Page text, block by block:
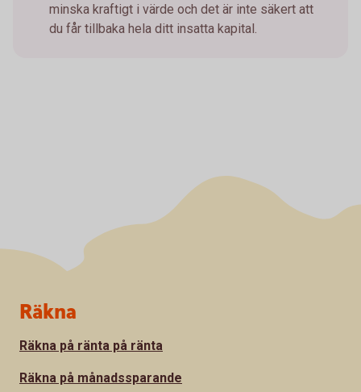
minska kraftigt i värde och det är inte säkert att
du får tillbaka hela ditt insatta kapital.
Sidfot
Räkna
Räkna på ränta på ränta
Räkna på månadssparande